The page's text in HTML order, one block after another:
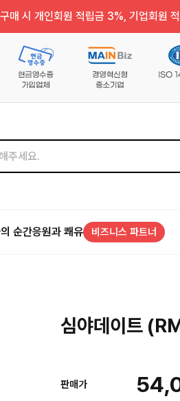
매 시 개인회원 적립금 3%, 기업회원
순간응원과 쾌유 비즈니스 파트너
심야데이트
판매가